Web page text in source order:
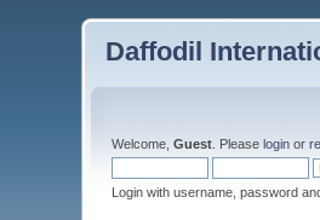
Daffodil
Welcome,Guest . Pleaselogin or
Login with username, password